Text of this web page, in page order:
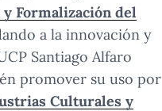
Formalización del
a la innovación y
Santiago Alfaro
promover su uso por
Culturales y